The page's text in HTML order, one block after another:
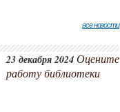
все новости
23 декабря 2024 Оцените
работу библиотеки